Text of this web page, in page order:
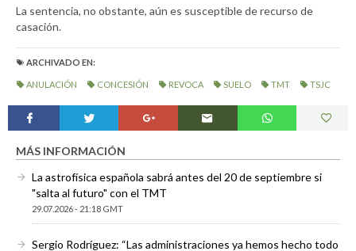
La sentencia, no obstante, aún es susceptible de recurso de
casación.
ARCHIVADO EN:
ANULACIÓN CONCESIÓN REVOCA SUELO TMT TSJC
MÁS INFORMACIÓN
La astrofísica española sabrá antes del 20 de septiembre si
"salta al futuro" con el TMT
29.07.2026 - 21:18 GMT
Sergio Rodríguez: “Las administraciones ya hemos hecho todo